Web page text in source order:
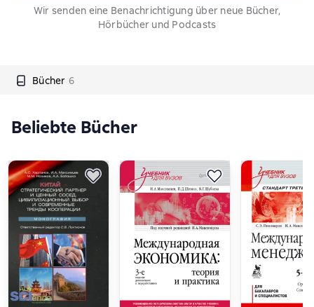
Wir senden eine Benachrichtigung über neue Bücher,
Hörbücher und Podcasts
Bücher 6
Beliebte Bücher